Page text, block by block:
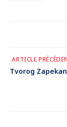
ARTICLE
Tvorog